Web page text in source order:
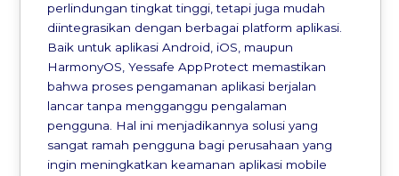
perlindungan tingkat tinggi, tetapi juga mudah
diintegrasikan dengan berbagai platform aplikasi.
Baik untuk aplikasi Android, iOS, maupun
HarmonyOS, Yessafe AppProtect memastikan
bahwa proses pengamanan aplikasi berjalan
lancar tanpa mengganggu pengalaman
pengguna. Hal ini menjadikannya solusi yang
sangat ramah pengguna bagi perusahaan yang
ingin meningkatkan keamanan aplikasi mobile